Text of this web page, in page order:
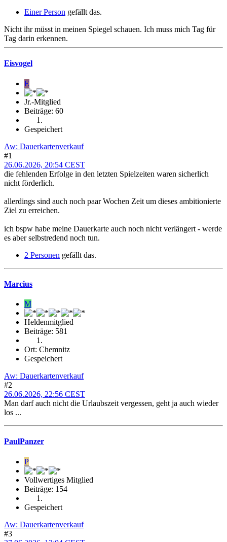
Einer Person gefällt das.
Nicht ihr müsst in meinen Spiegel schauen. Ich muss mich Tag für
Tag darin erkennen.
Eisvogel
E
Jr.-Mitglied
Beiträge: 60
Gespeichert
Aw: Dauerkartenverkauf
#1
26.06.2026, 20:54 CEST
die fehlenden Erfolge in den letzten Spielzeiten waren sicherlich
nicht förderlich.
allerdings sind auch noch paar Wochen Zeit um dieses ambitionierte
Ziel zu erreichen.
ich bspw habe meine Dauerkarte auch noch nicht verlängert - werde
es aber selbstredend noch tun.
2 Personen gefällt das.
Marcius
M
Heldenmitglied
Beiträge: 581
Ort: Chemnitz
Gespeichert
Aw: Dauerkartenverkauf
#2
26.06.2026, 22:56 CEST
Man darf auch nicht die Urlaubszeit vergessen, geht ja auch wieder
los ...
PaulPanzer
P
Vollwertiges Mitglied
Beiträge: 154
Gespeichert
Aw: Dauerkartenverkauf
#3